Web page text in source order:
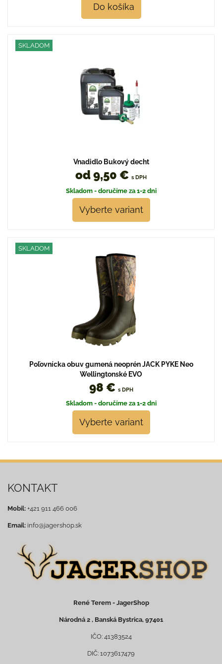
Do košíka
SKLADOM
Vnadidlo Bukový decht
od 9,50 € s DPH
Skladom - doručíme za 1-2 dni
Vyberte variant
SKLADOM
Poľovnícka obuv gumená neoprén JACK PYKE Neo
Wellingtonské EVO
98 € s DPH
Skladom - doručíme za 1-2 dni
Vyberte variant
KONTAKT
Mobil: +421 911 466 006
Email: info@jagershop.sk
René Terem - JagerShop
Národná 2 , Banská Bystrica, 97401
IČO: 41383524
DIČ: 1073617479